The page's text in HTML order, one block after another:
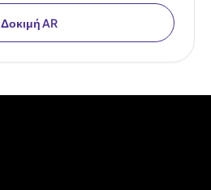
Δοκιμή AR